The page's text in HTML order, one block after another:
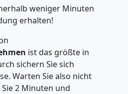
weniger Minuten
erhalten!
ist das größte in
sichern Sie sich
Warten Sie also nicht
2 Minuten und